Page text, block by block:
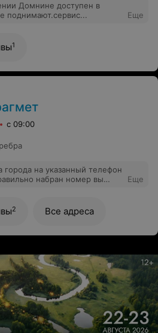
Домнине доступен в
поднимают.сервис...
Еще
1
с 09:00
города на указанный телефон
Еще
2 Все адреса